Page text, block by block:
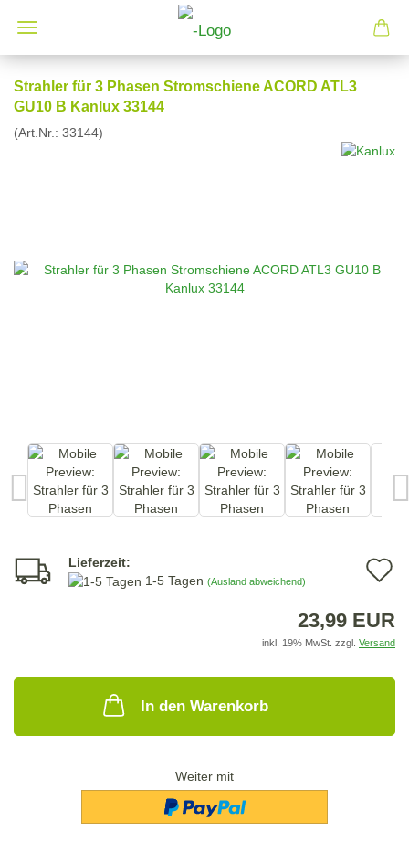
Strahler für 3 Phasen Stromschiene ACORD ATL3
GU10 B Kanlux 33144
(Art.Nr.: 33144)
Lieferzeit:
1-5 Tagen (Ausland abweichend)
23,99 EUR
inkl. 19% MwSt. zzgl. Versand
In den Warenkorb
Weiter mit